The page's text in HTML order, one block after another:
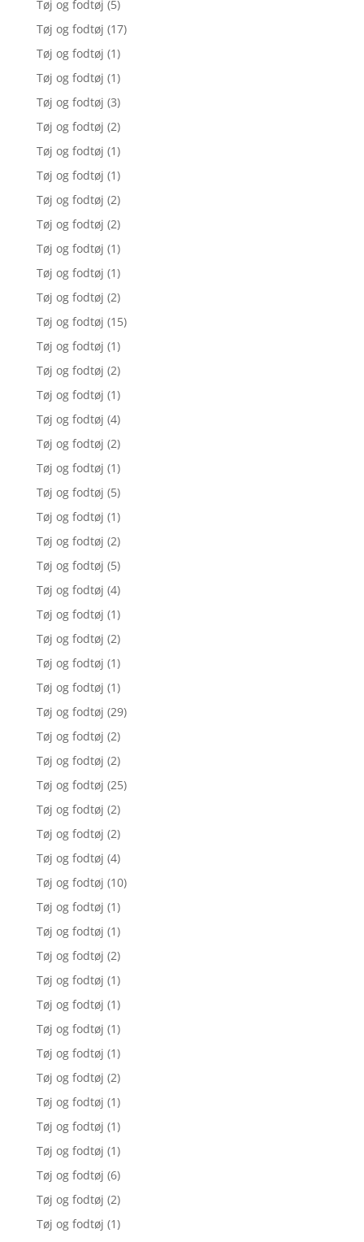
Tøj og fodtøj (5)
Tøj og fodtøj (17)
Tøj og fodtøj (1)
Tøj og fodtøj (1)
Tøj og fodtøj (3)
Tøj og fodtøj (2)
Tøj og fodtøj (1)
Tøj og fodtøj (1)
Tøj og fodtøj (2)
Tøj og fodtøj (2)
Tøj og fodtøj (1)
Tøj og fodtøj (1)
Tøj og fodtøj (2)
Tøj og fodtøj (15)
Tøj og fodtøj (1)
Tøj og fodtøj (2)
Tøj og fodtøj (1)
Tøj og fodtøj (4)
Tøj og fodtøj (2)
Tøj og fodtøj (1)
Tøj og fodtøj (5)
Tøj og fodtøj (1)
Tøj og fodtøj (2)
Tøj og fodtøj (5)
Tøj og fodtøj (4)
Tøj og fodtøj (1)
Tøj og fodtøj (2)
Tøj og fodtøj (1)
Tøj og fodtøj (1)
Tøj og fodtøj (29)
Tøj og fodtøj (2)
Tøj og fodtøj (2)
Tøj og fodtøj (25)
Tøj og fodtøj (2)
Tøj og fodtøj (2)
Tøj og fodtøj (4)
Tøj og fodtøj (10)
Tøj og fodtøj (1)
Tøj og fodtøj (1)
Tøj og fodtøj (2)
Tøj og fodtøj (1)
Tøj og fodtøj (1)
Tøj og fodtøj (1)
Tøj og fodtøj (1)
Tøj og fodtøj (2)
Tøj og fodtøj (1)
Tøj og fodtøj (1)
Tøj og fodtøj (1)
Tøj og fodtøj (6)
Tøj og fodtøj (2)
Tøj og fodtøj (1)